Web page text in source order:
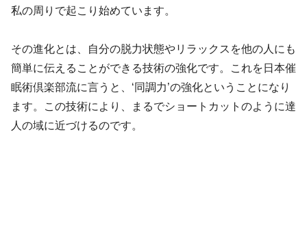
私の周りで起こり始めています。
その進化とは、自分の脱力状態やリラックスを他の人にも
簡単に伝えることができる技術の強化です。これを日本催
眠術倶楽部流に言うと、‘同調力’の強化ということになり
ます。この技術により、まるでショートカットのように達
人の域に近づけるのです。